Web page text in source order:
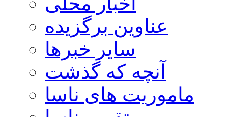
عناوین برگزیده
سایر خبرها
آنچه که گذشت
ماموریت های ناسا